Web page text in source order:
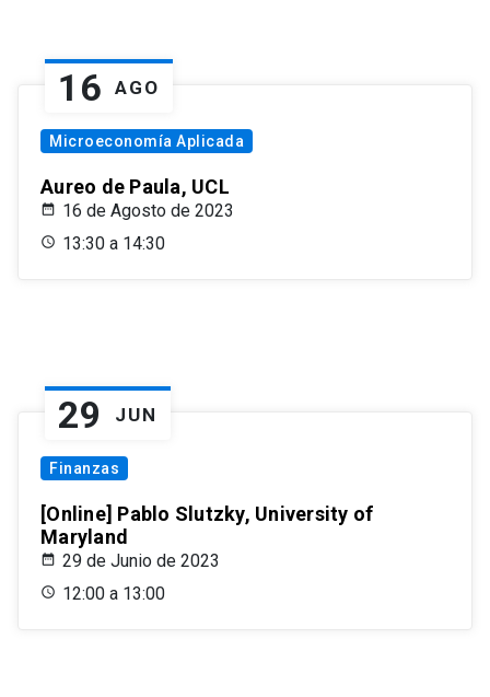
16 AGO
Microeconomía Aplicada
Aureo de Paula, UCL
16 de Agosto de 2023
13:30 a 14:30
29 JUN
Finanzas
[Online] Pablo Slutzky, University of
Maryland
29 de Junio de 2023
12:00 a 13:00